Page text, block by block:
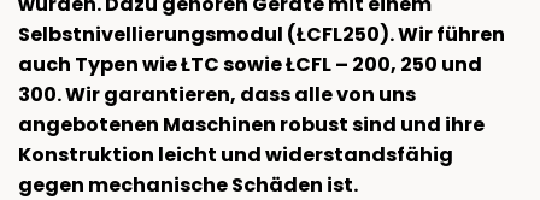
Selbstnivellierungsmodul (ŁCFL250). Wir führen
auch Typen wie ŁTC sowie ŁCFL – 200, 250 und
300. Wir garantieren, dass alle von uns
angebotenen Maschinen robust sind und ihre
Konstruktion leicht und widerstandsfähig
gegen mechanische Schäden ist.